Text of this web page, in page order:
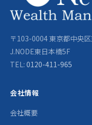
〒103-0004 東京都中央
J.NODE東日本橋5F
TEL: 0120-411-965
会社情報
会社概要